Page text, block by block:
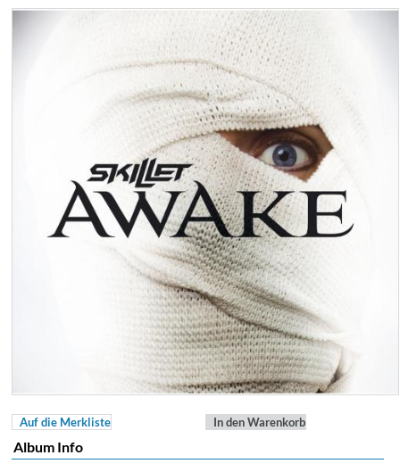
Auf die Merkliste In den Warenkorb
Album Info